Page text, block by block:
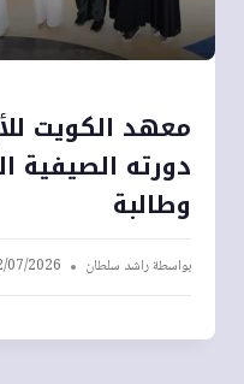
معهد الكويت
وطالبة
بواسطةراشد سلطان 2026 13:01